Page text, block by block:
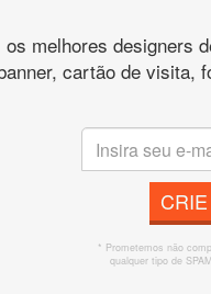
melhores designers
cartão de
* Prometemos não
qualquer tipo de